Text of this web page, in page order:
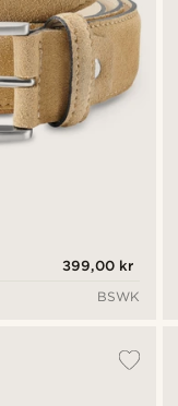
399,00 kr
BSWK